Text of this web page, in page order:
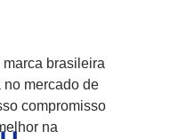
brasileira
mercado de
compromisso
na